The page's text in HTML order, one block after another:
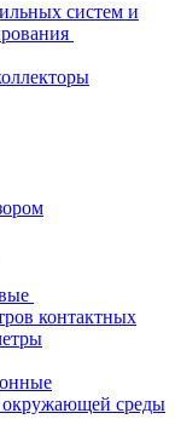
систем и
контактных
окружающей среды